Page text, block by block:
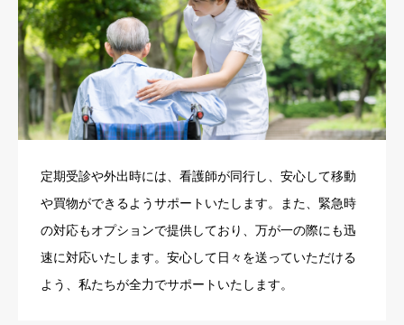
定期受診や外出時には、看護師が同行し、安心して移動
や買物ができるようサポートいたします。また、緊急時
の対応もオプションで提供しており、万が一の際にも迅
速に対応いたします。安心して日々を送っていただける
よう、私たちが全力でサポートいたします。